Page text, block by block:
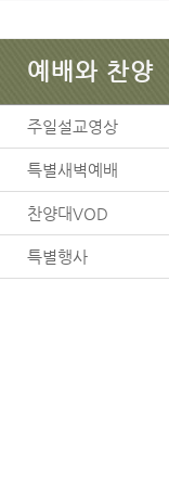
예배와 찬양
주일설교영상
특별새벽예배
찬양대VOD
특별행사